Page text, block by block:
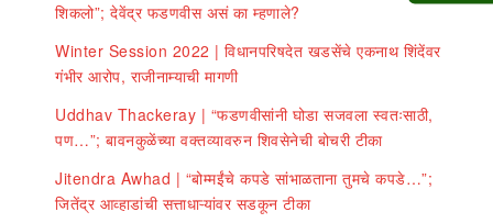
शिकलो”; देवेंद्र फडणवीस असं का म्हणाले?
Winter Session 2022 | विधानपरिषदेत खडसेंचे एकनाथ शिंदेंवर
गंभीर आरोप, राजीनाम्याची मागणी
Uddhav Thackeray | “फडणवीसांनी घोडा सजवला स्वतःसाठी,
पण…”; बावनकुळेंच्या वक्तव्यावरुन शिवसेनेची बोचरी टीका
Jitendra Awhad | “बोम्मईंचे कपडे सांभाळताना तुमचे कपडे…”;
जितेंद्र आव्हाडांची सत्ताधाऱ्यांवर सडकून टीका